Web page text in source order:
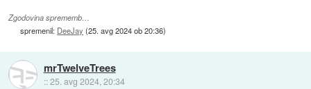
Zgodovina sprememb…
spremenil: DeeJay (25. avg 2024 ob 20:36)
mrTwelveTrees
::25. avg 2024, 20:34